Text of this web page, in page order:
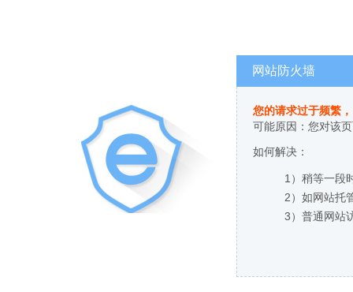
网站防火墙
您的请求过于频繁
可能原因：您对该
如何解决：
1）稍等一段
2）如网站托
3）普通网站